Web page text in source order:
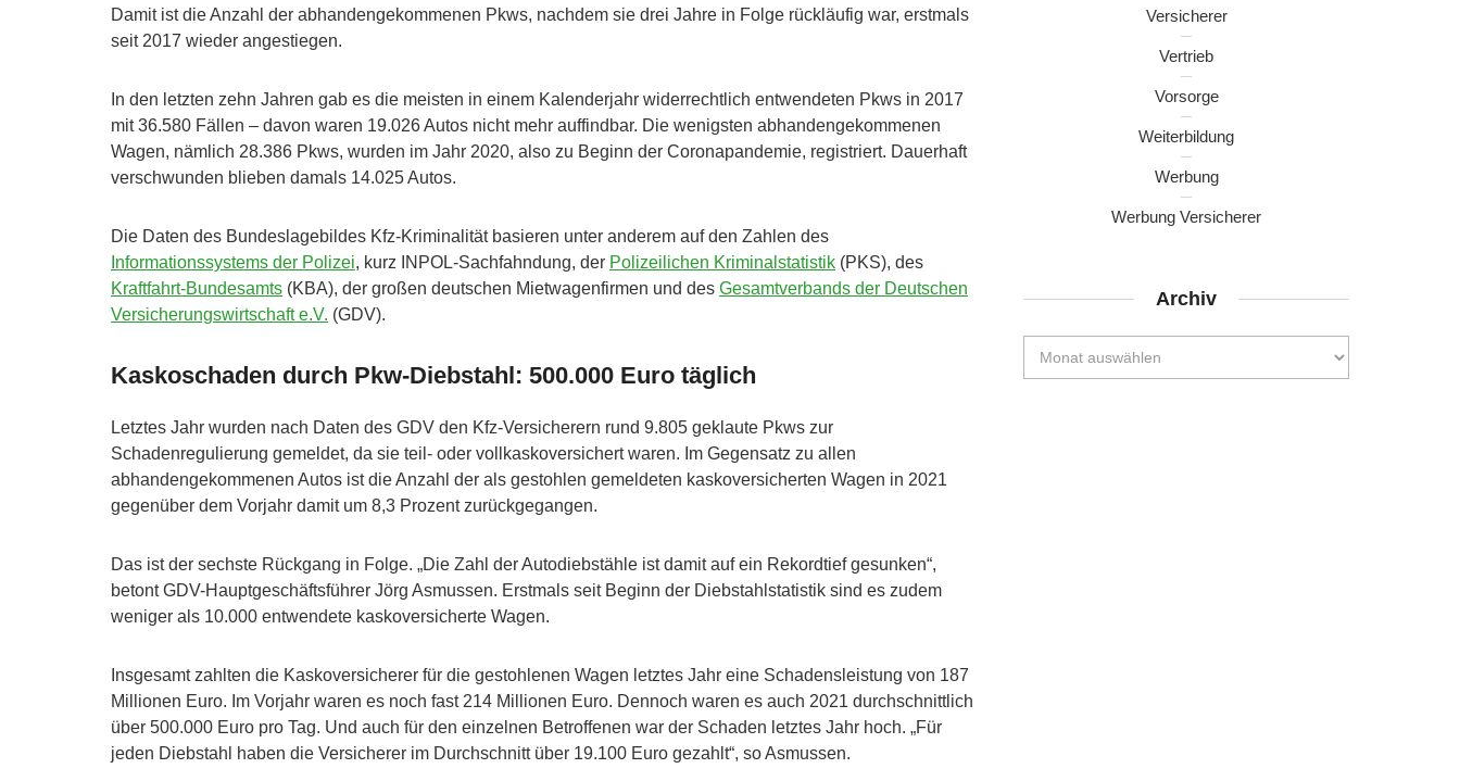
Damit ist die Anzahl der abhandengekommenen Pkws, nachdem sie drei Jahre in Folge rückläufig war, erstmals
seit 2017 wieder angestiegen.
In den letzten zehn Jahren gab es die meisten in einem Kalenderjahr widerrechtlich entwendeten Pkws in 2017
mit 36.580 Fällen – davon waren 19.026 Autos nicht mehr auffindbar. Die wenigsten abhandengekommenen
Wagen, nämlich 28.386 Pkws, wurden im Jahr 2020, also zu Beginn der Coronapandemie, registriert. Dauerhaft
verschwunden blieben damals 14.025 Autos.
Die Daten des Bundeslagebildes Kfz-Kriminalität basieren unter anderem auf den Zahlen des
Informationssystems der Polizei, kurz INPOL-Sachfahndung, der Polizeilichen Kriminalstatistik (PKS), des
Kraftfahrt-Bundesamts (KBA), der großen deutschen Mietwagenfirmen und des Gesamtverbands der Deutschen
Versicherungswirtschaft e.V. (GDV).
Kaskoschaden durch Pkw-Diebstahl: 500.000 Euro täglich
Letztes Jahr wurden nach Daten des GDV den Kfz-Versicherern rund 9.805 geklaute Pkws zur
Schadenregulierung gemeldet, da sie teil- oder vollkaskoversichert waren. Im Gegensatz zu allen
abhandengekommenen Autos ist die Anzahl der als gestohlen gemeldeten kaskoversicherten Wagen in 2021
gegenüber dem Vorjahr damit um 8,3 Prozent zurückgegangen.
Das ist der sechste Rückgang in Folge. „Die Zahl der Autodiebstähle ist damit auf ein Rekordtief gesunken“,
betont GDV-Hauptgeschäftsführer Jörg Asmussen. Erstmals seit Beginn der Diebstahlstatistik sind es zudem
weniger als 10.000 entwendete kaskoversicherte Wagen.
Insgesamt zahlten die Kaskoversicherer für die gestohlenen Wagen letztes Jahr eine Schadensleistung von 187
Millionen Euro. Im Vorjahr waren es noch fast 214 Millionen Euro. Dennoch waren es auch 2021 durchschnittlich
über 500.000 Euro pro Tag. Und auch für den einzelnen Betroffenen war der Schaden letztes Jahr hoch. „Für
jeden Diebstahl haben die Versicherer im Durchschnitt über 19.100 Euro gezahlt“, so Asmussen.
Versicherer
Vertrieb
Vorsorge
Weiterbildung
Werbung
Werbung Versicherer
Archiv